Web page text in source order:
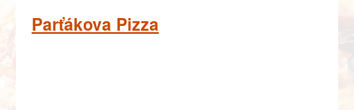
Parťákova Pizza